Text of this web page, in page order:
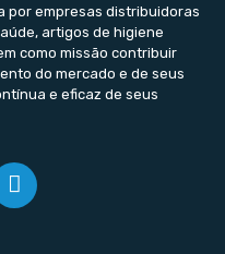
por empresas distribuidoras
artigos de higiene
como missão contribuir
do mercado e de seus
e eficaz de seus